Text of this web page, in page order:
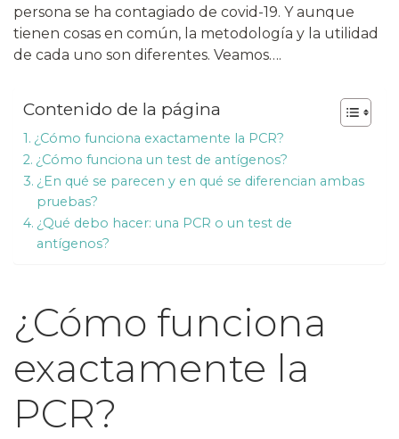
persona se ha contagiado de covid-19. Y aunque
tienen cosas en común, la metodología y la utilidad
de cada uno son diferentes. Veamos….
Contenido de la página
¿Cómo funciona exactamente la PCR?
¿Cómo funciona un test de antígenos?
¿En qué se parecen y en qué se diferencian ambas
pruebas?
¿Qué debo hacer: una PCR o un test de
antígenos?
¿Cómo funciona
exactamente la
PCR?